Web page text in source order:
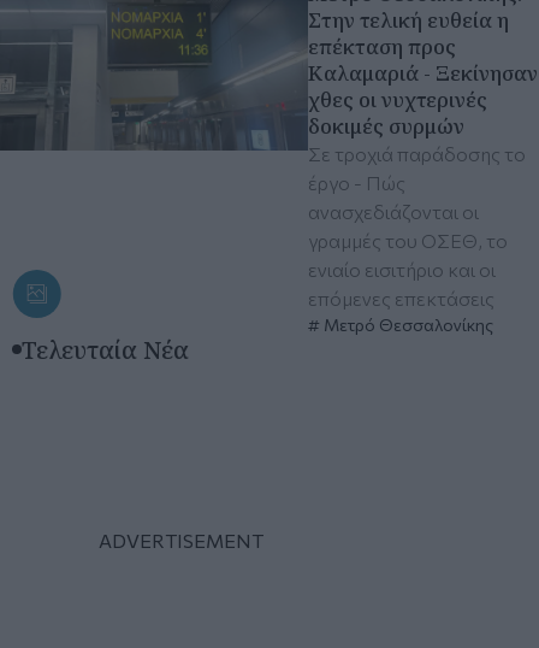
Στην τελική ευθεία η
επέκταση προς
Καλαμαριά - Ξεκίνησαν
χθες οι νυχτερινές
δοκιμές συρμών
Σε τροχιά παράδοσης το
έργο - Πώς
ανασχεδιάζονται οι
γραμμές του ΟΣΕΘ, το
ενιαίο εισιτήριο και οι
επόμενες επεκτάσεις
Μετρό Θεσσαλονίκης
Τελευταία Νέα